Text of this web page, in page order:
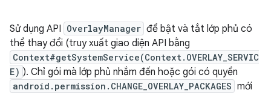
Sử dụng API OverlayManager để bật và tắt lớp phủ có
thể thay đổi (truy xuất giao diện API bằng
Context#getSystemService(Context.OVERLAY_SERVIC
E) ). Chỉ gói mà lớp phủ nhắm đến hoặc gói có quyền
android.permission.CHANGE_OVERLAY_PACKAGES mới